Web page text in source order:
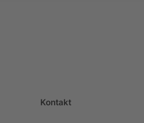
Kontakt